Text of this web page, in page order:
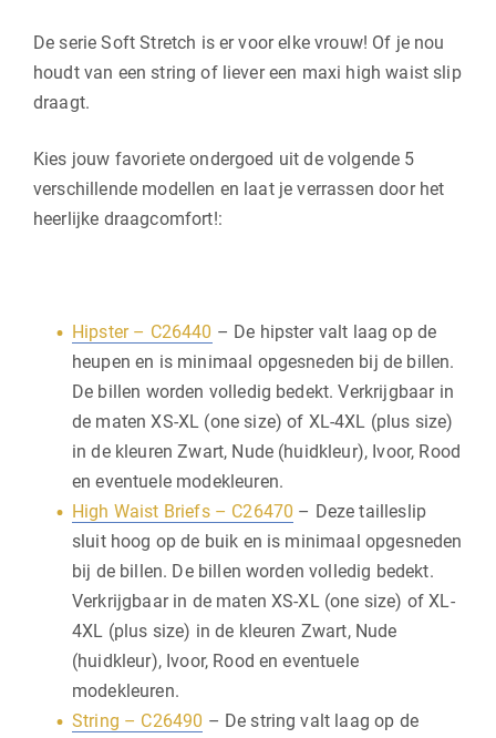
De serie Soft Stretch is er voor elke vrouw! Of je nou
houdt van een string of liever een maxi high waist slip
draagt.
Kies jouw favoriete ondergoed uit de volgende 5
verschillende modellen en laat je verrassen door het
heerlijke draagcomfort!:
Hipster – C26440 – De hipster valt laag op de
heupen en is minimaal opgesneden bij de billen.
De billen worden volledig bedekt. Verkrijgbaar in
de maten XS-XL (one size) of XL-4XL (plus size)
in de kleuren Zwart, Nude (huidkleur), Ivoor, Rood
en eventuele modekleuren.
High Waist Briefs – C26470 – Deze tailleslip
sluit hoog op de buik en is minimaal opgesneden
bij de billen. De billen worden volledig bedekt.
Verkrijgbaar in de maten XS-XL (one size) of XL-
4XL (plus size) in de kleuren Zwart, Nude
(huidkleur), Ivoor, Rood en eventuele
modekleuren.
String – C26490 – De string valt laag op de